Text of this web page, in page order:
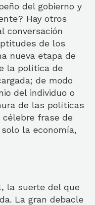
del gobierno y
Hay otros
conversación
de los
nueva etapa de
la política de
de modo
del individuo o
de las políticas
célebre frase de
la economía,
la suerte del que
La gran debacle